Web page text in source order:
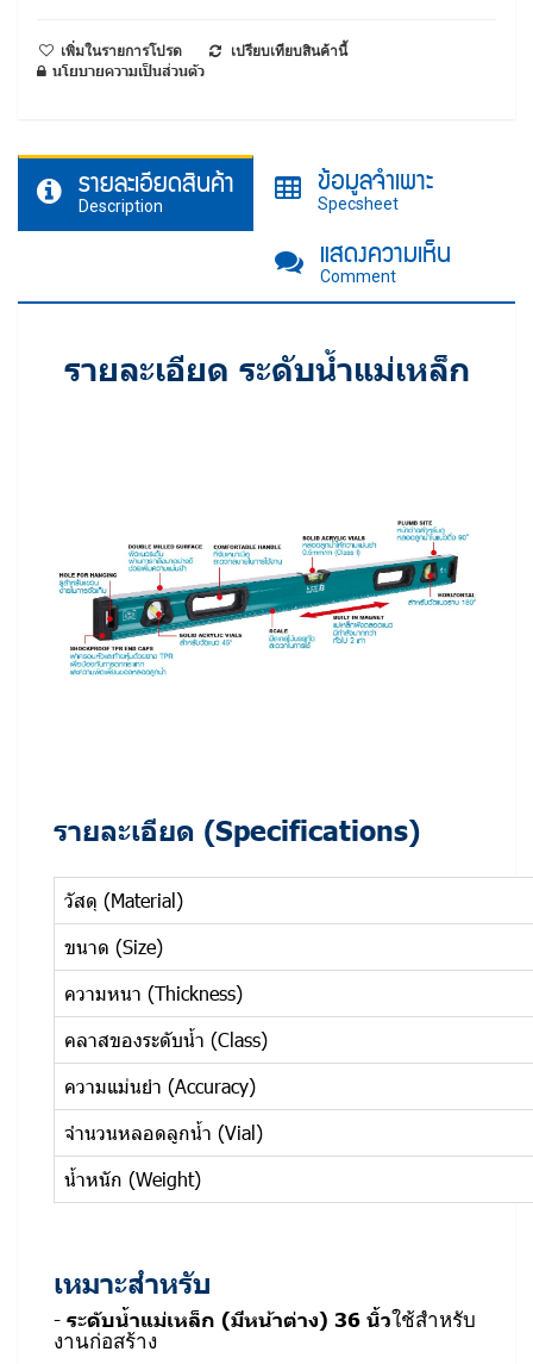
เพิ่มในรายการโปรด
เปรียบเทียบสินค้านี้
นโยบายความเป็นส่วนตัว
รายละเอียดสินค้า
Description
ข้อมูลจำเพาะ
Specsheet
แสดงความเห็น
Comment
รายละเอียด ระดับน้ำแม่เหล็ก
รายละเอียด (Specifications)
วัสดุ (Material)
ขนาด (Size)
ความหนา (Thickness)
คลาสของระดับน้ำ (Class)
ความแม่นยำ (Accuracy)
จำนวนหลอดลูกน้ำ (Vial)
น้ำหนัก (Weight)
เหมาะสำหรับ
- ระดับน้ำแม่เหล็ก (มีหน้าต่าง) 36 นิ้วใช้สำหรับ
งานก่อสร้าง